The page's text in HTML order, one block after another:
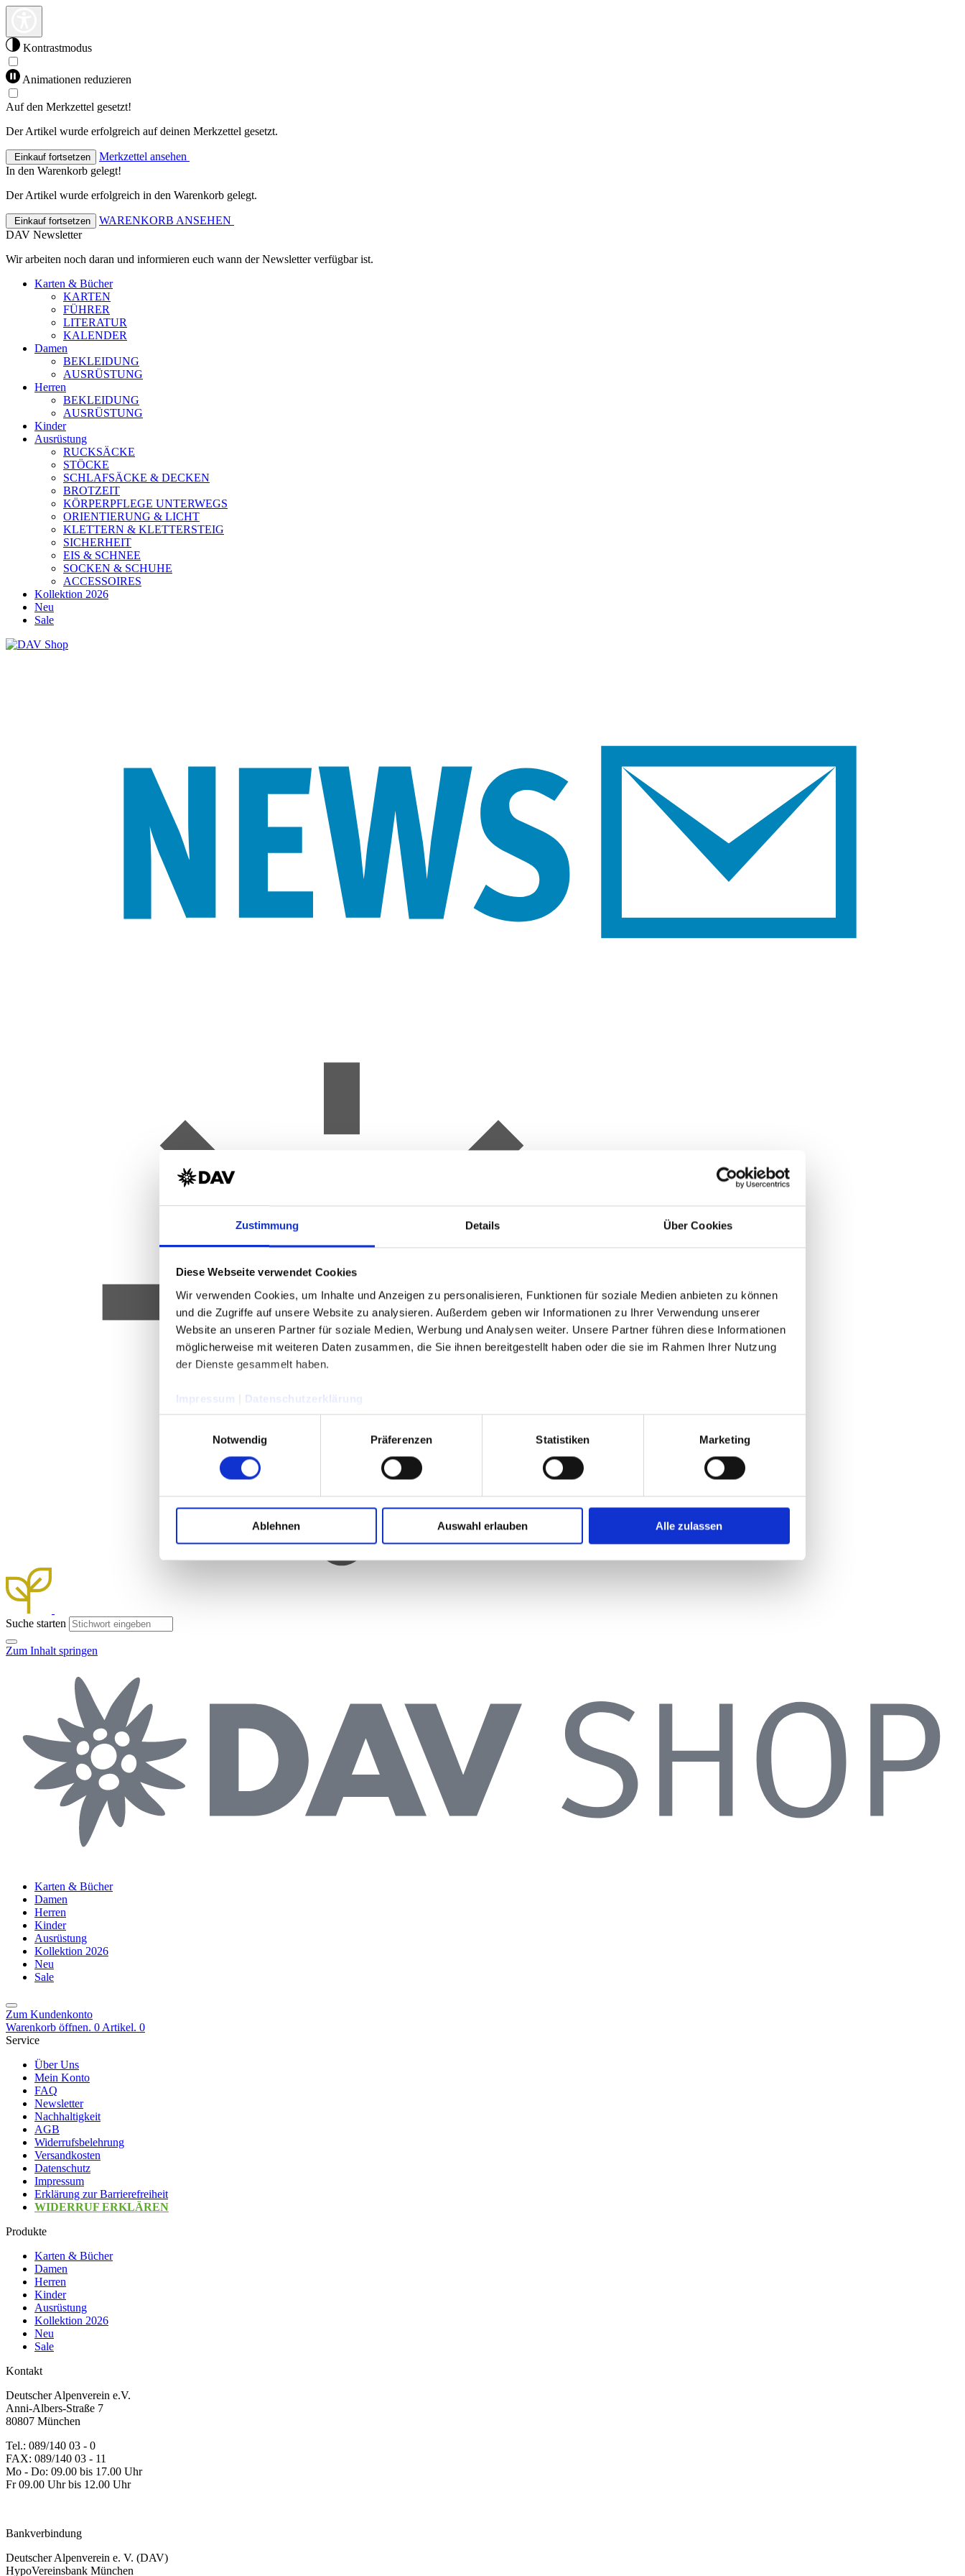
Zustimmung Details Über Cookies
Diese Webseite verwendet Cookies
Wir verwenden Cookies, um Inhalte und Anzeigen zu personalisieren, Funktionen für soziale Medien anbieten zu können
und die Zugriffe auf unsere Website zu analysieren. Außerdem geben wir Informationen zu Ihrer Verwendung unserer
Website an unseren Partner für soziale Medien, Werbung und Analysen weiter. Unsere Partner führen diese Informationen
möglicherweise mit weiteren Daten zusammen, die Sie ihnen bereitgestellt haben oder die sie im Rahmen Ihrer Nutzung
der Dienste gesammelt haben.
Impressum
Datenschutzerklärung
Notwendig
Präferenzen Statistiken Marketing
Ablehnen Auswahl erlauben Alle zulassen
Kontrastmodus
Animationen reduzieren
Auf den Merkzettel gesetzt!
Der Artikel wurde erfolgreich auf deinen Merkzettel gesetzt.
Einkauf fortsetzen
Merkzettel ansehen
In den Warenkorb gelegt!
Der Artikel wurde erfolgreich in den Warenkorb gelegt.
Einkauf fortsetzen
WARENKORB ANSEHEN
DAV Newsletter
Wir arbeiten noch daran und informieren euch wann der Newsletter verfügbar ist.
Karten & Bücher
KARTEN
FÜHRER
LITERATUR
KALENDER
Damen
BEKLEIDUNG
AUSRÜSTUNG
Herren
BEKLEIDUNG
AUSRÜSTUNG
Kinder
Ausrüstung
RUCKSÄCKE
STÖCKE
SCHLAFSÄCKE & DECKEN
BROTZEIT
KÖRPERPFLEGE UNTERWEGS
ORIENTIERUNG & LICHT
KLETTERN & KLETTERSTEIG
SICHERHEIT
EIS & SCHNEE
SOCKEN & SCHUHE
ACCESSOIRES
Kollektion 2026
Neu
Sale
Suche starten
Zum Inhalt springen
Karten & Bücher
Damen
Herren
Kinder
Ausrüstung
Kollektion 2026
Neu
Sale
Zum Kundenkonto
Warenkorb öffnen. 0 Artikel. 0
Service
Über Uns
Mein Konto
FAQ
Newsletter
Nachhaltigkeit
AGB
Widerrufsbelehrung
Versandkosten
Datenschutz
Impressum
Erklärung zur Barrierefreiheit
WIDERRUF ERKLÄREN
Produkte
Karten & Bücher
Damen
Herren
Kinder
Ausrüstung
Kollektion 2026
Neu
Sale
Kontakt
Deutscher Alpenverein e.V.
Anni-Albers-Straße 7
80807 München
Tel.: 089/140 03 - 0
FAX: 089/140 03 - 11
Mo - Do: 09.00 bis 17.00 Uhr
Fr 09.00 Uhr bis 12.00 Uhr
Bankverbindung
Deutscher Alpenverein e. V. (DAV)
HypoVereinsbank München